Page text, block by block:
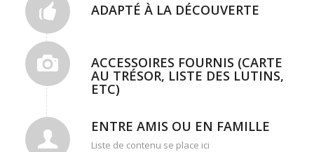
ADAPTÉ À LA DÉCOUVERTE
ACCESSOIRES FOURNIS (CARTE
AU TRÉSOR, LISTE DES LUTINS,
ETC)
ENTRE AMIS OU EN FAMILLE
Liste de contenu se place ici